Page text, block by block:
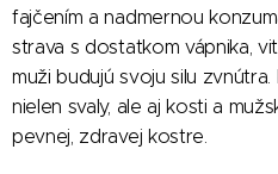
fajčením a nadmernou
strava s dostatkom vápnika,
muži budujú svoju silu
nielen svaly, ale aj kosti a
pevnej, zdravej kostre.